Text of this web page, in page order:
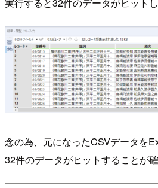
実行すると32件のデータがヒットし
念の為、元になったCSVデータを
32件のデータがヒットすることが確